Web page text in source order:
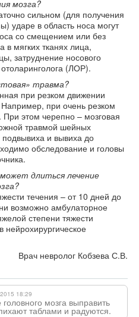
мозга?
сильном (для получения
ударе в область носа могут
со смещением или без
мягких тканях лица,
затруднение носового
(ЛОР).
травма?
при резком движении
при очень резком
этом черепно – мозговая
травмой шейных
и вывиха до
обследование и головы
длиться лечение
течения – от 10 дней до
возможно амбулаторное
степени тяжести
нейрохирургическое
Врач невролог Кобзева С.В.
18:29
мозга выправить
таблами и радуются.